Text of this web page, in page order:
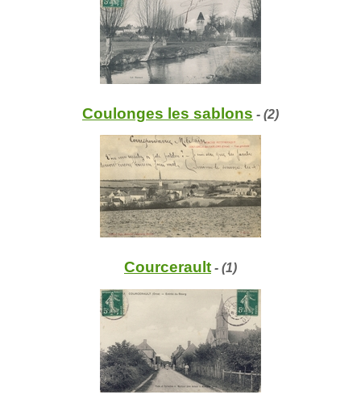
Coulonges les sablons - (2)
Courcerault - (1)